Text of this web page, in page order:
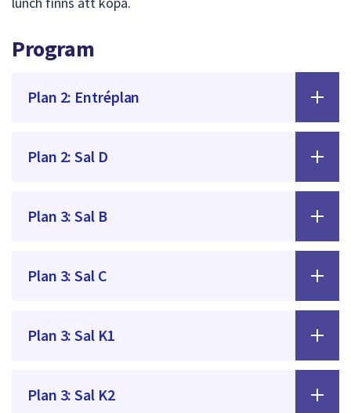
Program
Plan 2: Entréplan
Plan 2: Sal D
Plan 3: Sal B
Plan 3: Sal C
Plan 3: Sal K1
Plan 3: Sal K2